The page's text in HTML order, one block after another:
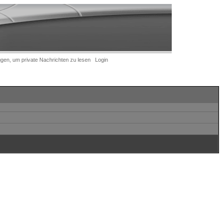
um private Nachrichten zu lesen Login